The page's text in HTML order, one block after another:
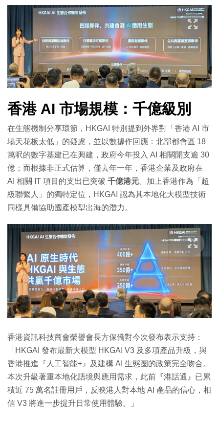
香港 AI 市場規模：千億級別
在生態機制分享環節，HKGAI 特別提到外界對「香港 AI 市
場天花板太低」的疑慮，並以數據作回應：北部都會區 18
萬呎的數字基建已在興建，政府今年投入 AI 相關開支逾 30
億；而根據非正式估算，僅去年一年，香港企業及政府在
AI 相關 IT 項目的支出已突破 千億港元。加上香港作為「超
級聯繫人」的獨特定位，HKGAI 認為其本地化大模型技術
同樣具備協助國產模型出海的潛力。
香港資訊科技商會榮譽會長方保僑對今次發布表示支持：
「HKGAI 發布最新大模型 HKGAI V3 及多項產品升級，與
香港推進『人工智能+』及建構 AI 生態圈的政策完全吻合。
本次升級著重本地化語境與應用需求，此前『港話通』已累
積近 75 萬名註冊用戶，反映港人對本地 AI 產品的信心，相
信 V3 將進一步提升日常使用體驗。」